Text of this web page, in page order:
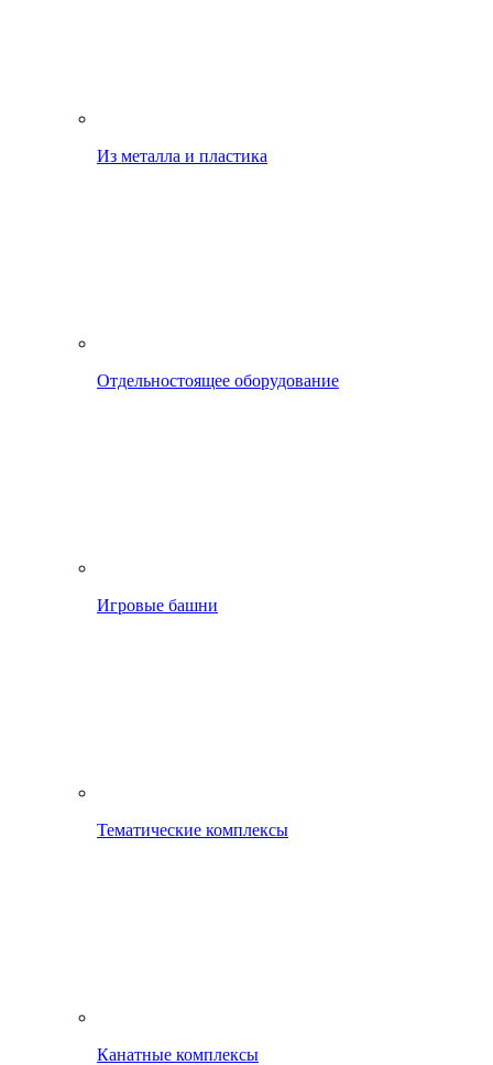
Из металла и пластика
Отдельностоящее оборудование
Игровые башни
Тематические комплексы
Канатные комплексы